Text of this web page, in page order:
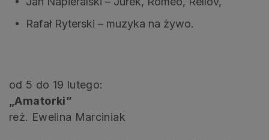
Rafał Ryterski – muzyka na żywo.
od 5 do 19 lutego:
„Amatorki”
reż. Ewelina Marciniak